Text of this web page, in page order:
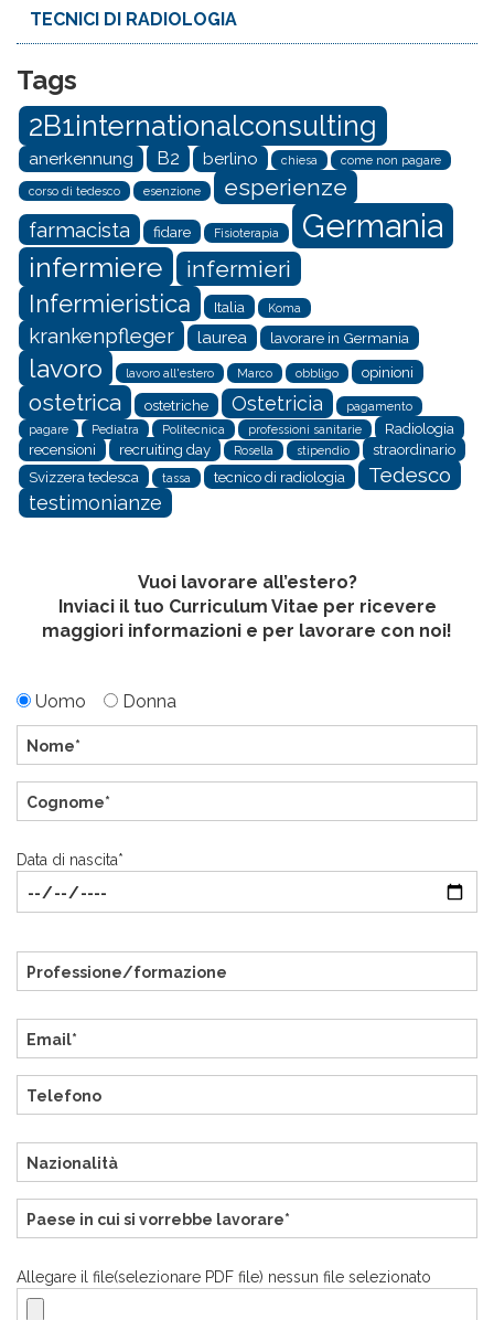
TECNICI DI RADIOLOGIA
Tags
2B1internationalconsulting
anerkennung B2 berlino chiesa come non pagare
corso di tedesco esenzione esperienze
farmacista fidare Fisioterapia Germania
infermiere infermieri
Infermieristica Italia Koma
krankenpfleger laurea lavorare in Germania
lavoro lavoro all'estero Marco obbligo opinioni
ostetrica ostetriche Ostetricia
pagamento
pagare
Pediatra Politecnica professioni sanitarie
Radiologia
recensioni
recruiting day Rosella stipendio
straordinario
Svizzera tedesca
tassa tecnico di radiologia Tedesco
testimonianze
Vuoi lavorare all’estero?
Inviaci il tuo Curriculum Vitae per ricevere
maggiori informazioni e per lavorare con noi!
Uomo Donna
Data di nascita*
Allegare il file(selezionare PDF file) nessun file selezionato